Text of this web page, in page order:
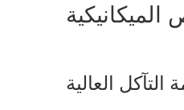
الميكانيكية
التآكل العالية